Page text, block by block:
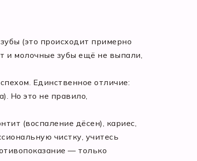
(это происходит примерно
и молочные зубы ещё не выпали,
Единственное отличие:
Но это не правило,
(воспаление дёсен), кариес,
чистку, учитесь
— только